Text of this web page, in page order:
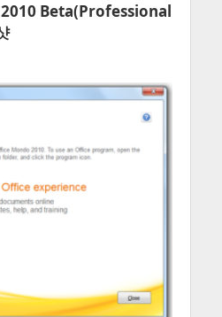
Beta(Professional